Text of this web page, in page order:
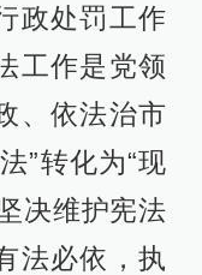
政处罚工作
工作是党领
、依法治市
”转化为“现
决维护宪法
法必依，执